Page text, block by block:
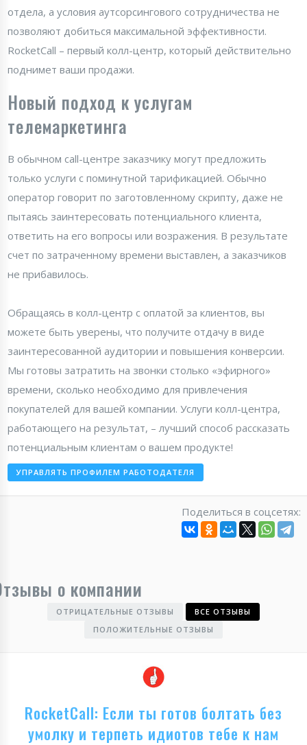
отдела, а условия аутсорсингового сотрудничества не
позволяют добиться максимальной эффективности.
RocketCall – первый колл-центр, который действительно
поднимет ваши продажи.
Новый подход к услугам
телемаркетинга
В обычном call-центре заказчику могут предложить
только услуги с поминутной тарификацией. Обычно
оператор говорит по заготовленному скрипту, даже не
пытаясь заинтересовать потенциального клиента,
ответить на его вопросы или возражения. В результате
счет по затраченному времени выставлен, а заказчиков
не прибавилось.
Обращаясь в колл-центр с оплатой за клиентов, вы
можете быть уверены, что получите отдачу в виде
заинтересованной аудитории и повышения конверсии.
Мы готовы затратить на звонки столько «эфирного»
времени, сколько необходимо для привлечения
покупателей для вашей компании. Услуги колл-центра,
работающего на результат, – лучший способ рассказать
потенциальным клиентам о вашем продукте!
УПРАВЛЯТЬ ПРОФИЛЕМ РАБОТОДАТЕЛЯ
Поделиться в соцсетях:
о компании
ОТРИЦАТЕЛЬНЫЕ ОТЗЫВЫ
ВСЕ ОТЗЫВЫ
ПОЛОЖИТЕЛЬНЫЕ ОТЗЫВЫ
RocketCall: Если ты готов болтать без
умолку и терпеть идиотов тебе к нам